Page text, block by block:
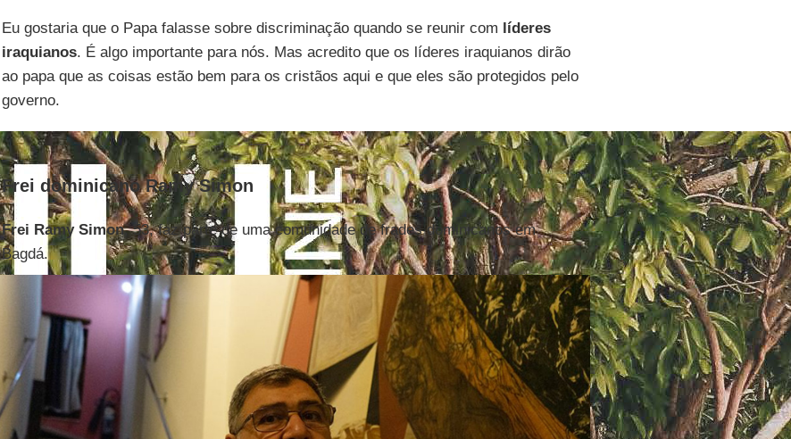
Eu gostaria que o Papa falasse sobre discriminação quando se reunir com líderes
iraquianos. É algo importante para nós. Mas acredito que os líderes iraquianos dirão
ao papa que as coisas estão bem para os cristãos aqui e que eles são protegidos pelo
governo.
Frei dominicano Ramy Simon
Frei Ramy Simon, 53, faz parte de uma comunidade de frades dominicanos em
Bagdá.